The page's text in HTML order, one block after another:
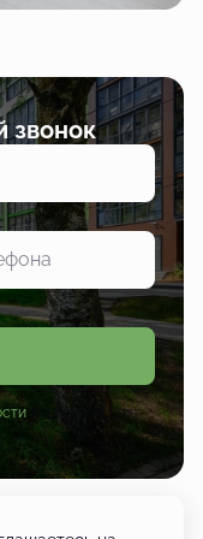
звонок
и даю согласие